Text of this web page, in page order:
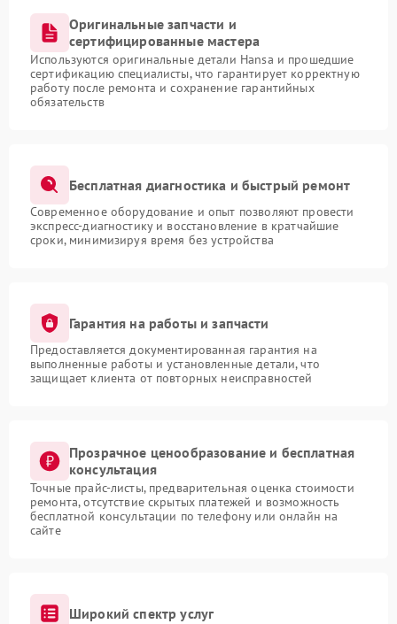
Оригинальные запчасти и
сертифицированные мастера
Используются оригинальные детали Hansa и прошедшие
сертификацию специалисты, что гарантирует корректную
работу после ремонта и сохранение гарантийных
обязательств
Бесплатная диагностика и быстрый ремонт
Современное оборудование и опыт позволяют провести
экспресс-диагностику и восстановление в кратчайшие
сроки, минимизируя время без устройства
Гарантия на работы и запчасти
Предоставляется документированная гарантия на
выполненные работы и установленные детали, что
защищает клиента от повторных неисправностей
Прозрачное ценообразование и бесплатная
консультация
Точные прайс-листы, предварительная оценка стоимости
ремонта, отсутствие скрытых платежей и возможность
бесплатной консультации по телефону или онлайн на
сайте
Широкий спектр услуг